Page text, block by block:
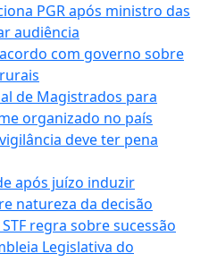
PGR após ministro das
audiência
com governo sobre
de Magistrados para
organizado no país
deve ter pena
após juízo induzir
natureza da decisão
regra sobre sucessão
Legislativa do